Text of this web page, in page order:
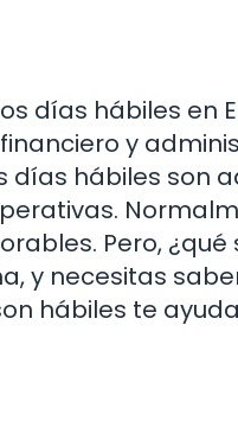
días hábiles en
y
días hábiles son
Pero,
y necesitas
hábiles te